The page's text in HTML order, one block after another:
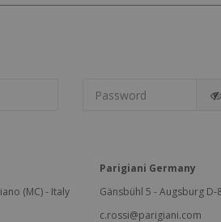
(MC) - Italy
Parigiani Germany
Gänsbühl 5 - Augsburg
c.rossi@parigiani.com